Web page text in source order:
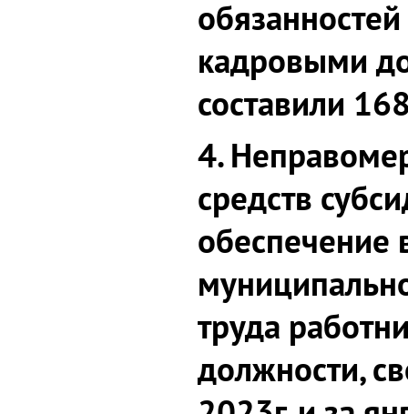
кадровыми
составили
4.
средств
обеспечение
труда
должности,